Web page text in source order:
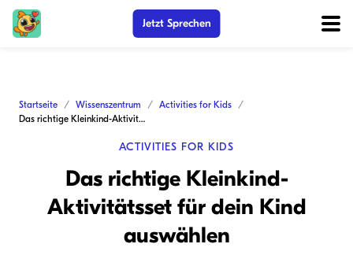
Jetzt Sprechen
Startseite Wissenszentrum
Activities for Kids
Das richtige Kleinkind-Aktivitätsset für dein Kind auswählen
ACTIVITIES FOR KIDS
Das richtige Kleinkind-
Aktivitätsset für dein Kind
auswählen